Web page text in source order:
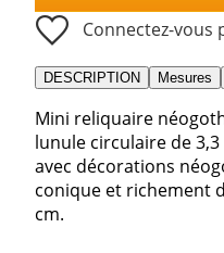
Connectez-vous
DESCRIPTION Mesures
Mini reliquaire
lunule circulaire de
avec décorations
conique et richement
cm.